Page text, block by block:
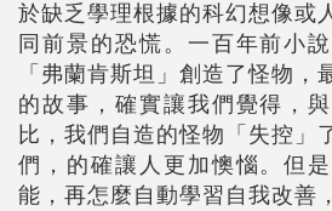
於缺乏學理根據的科幻想像或
同前景的恐慌。一百年前小
「弗蘭肯斯坦」創造了怪物，
的故事，確實讓我們覺得，
比，我們自造的怪物「失控」
們，的確讓人更加懊惱。但
能，再怎麼自動學習自我改善